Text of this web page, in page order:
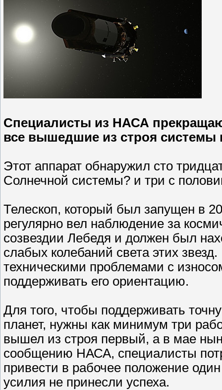
Специалисты из НАСА
все вышедшие из строя системы
Этот аппарат обнаружил сто
Солнечной системы? и три с
Телескоп, который был запущен в
регулярно вел наблюдение за
созвездии Лебедя и должен был
слабых колебаний света этих
техническими проблемами с
поддерживать его ориентацию.
Для того, чтобы поддерживать
планет, нужны как минимум три
вышел из строя первый, а в мае
сообщению НАСА, специалисты
привести в рабочее положение
усилия не принесли успеха.